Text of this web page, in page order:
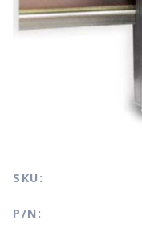
SKU:
P/N: